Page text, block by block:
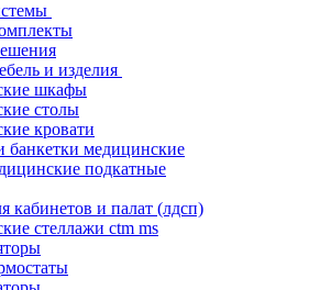
и изделия
шкафы
столы
кровати
банкетки медицинские
подкатные
кабинетов и палат (лдсп)
стеллажи ctm ms